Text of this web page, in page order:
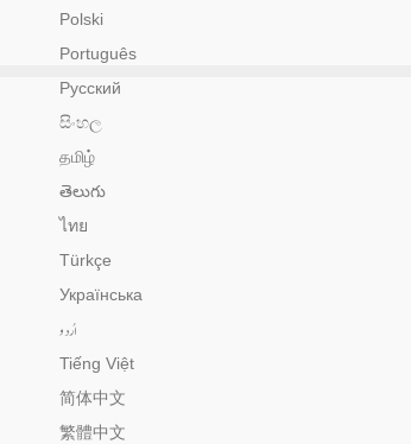
Polski
Português
Русский
සිංහල
தமிழ்
తెలుగు
ไทย
Türkçe
Українська
اُردو
Tiếng Việt
简体中文
繁體中文